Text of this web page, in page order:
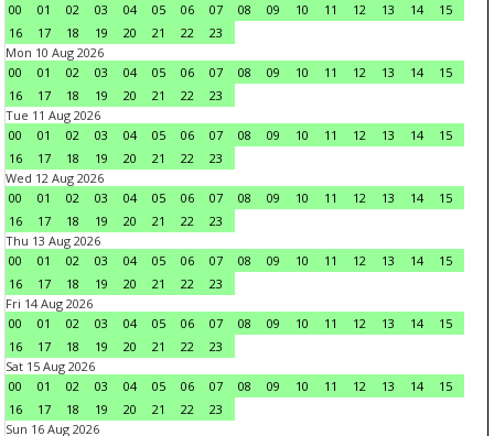
00
01 02 03 04 05 06 07 08 09 10 11 12 13 14
15
16
17 18 19 20 21 22
23
Mon 10 Aug 2026
00
01 02 03 04 05 06 07 08 09 10 11 12 13 14
15
16
17 18 19 20 21 22
23
Tue 11 Aug 2026
00
01 02 03 04 05 06 07 08 09 10 11 12 13 14
15
16
17 18 19 20 21 22
23
Wed 12 Aug 2026
00
01 02 03 04 05 06 07 08 09 10 11 12 13 14
15
16
17 18 19 20 21 22
23
Thu 13 Aug 2026
00
01 02 03 04 05 06 07 08 09 10 11 12 13 14
15
16
17 18 19 20 21 22
23
Fri 14 Aug 2026
00
01 02 03 04 05 06 07 08 09 10 11 12 13 14
15
16
17 18 19 20 21 22
23
Sat 15 Aug 2026
00
01 02 03 04 05 06 07 08 09 10 11 12 13 14
15
16
17 18 19 20 21 22
23
Sun 16 Aug 2026